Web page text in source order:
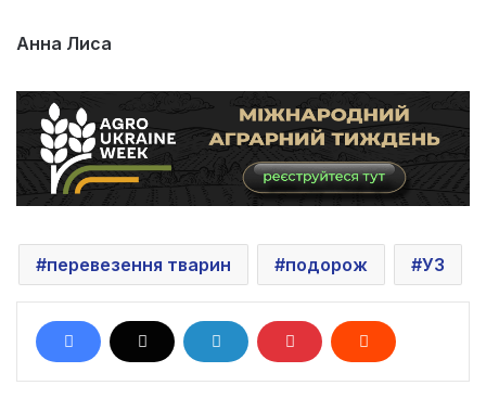
Анна Лиса
перевезення тварин подорож УЗ